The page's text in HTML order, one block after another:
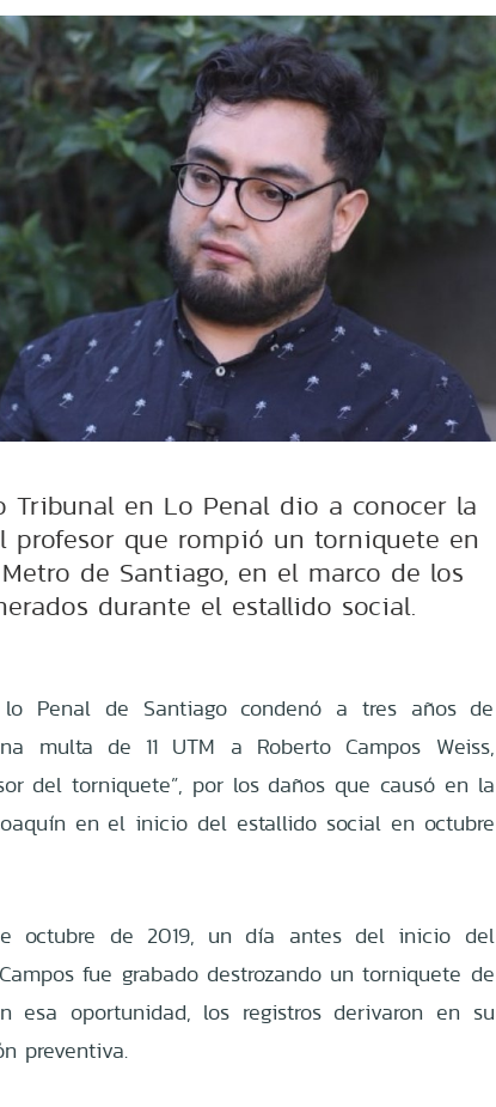
Tribunal en Lo Penal dio a conocer la
profesor que rompió un torniquete en
de Santiago, en el marco de los
durante el estallido social.
Penal de Santiago condenó a tres años de
multa de 11 UTM a Roberto Campos Weiss,
del torniquete”, por los daños que causó en la
en el inicio del estallido social en octubre
octubre de 2019, un día antes del inicio del
fue grabado destrozando un torniquete de
esa oportunidad, los registros derivaron en su
preventiva.